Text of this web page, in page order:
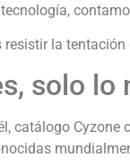
la
solo lo
catálogo